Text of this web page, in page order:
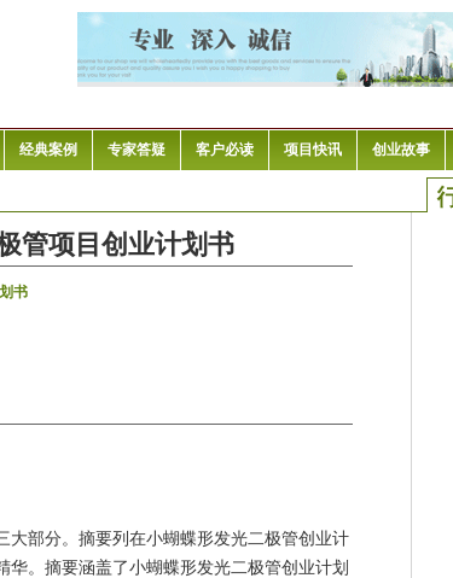
经典案例 专家答疑 客户必读 项目快讯 创业故事
管项目创业计划书
书
大部分。摘要列在小蝴蝶形发光二极管创业计
。摘要涵盖了小蝴蝶形发光二极管创业计划